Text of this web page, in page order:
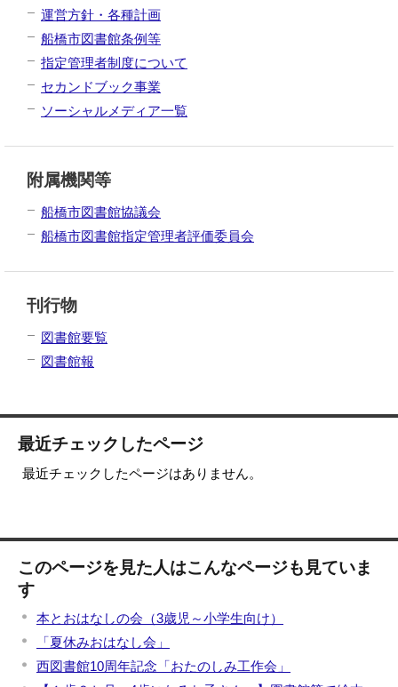
運営方針・各種計画
船橋市図書館条例等
指定管理者制度について
セカンドブック事業
ソーシャルメディア一覧
附属機関等
船橋市図書館協議会
船橋市図書館指定管理者評価委員会
刊行物
図書館要覧
図書館報
最近チェックしたページ
最近チェックしたページはありません。
このページを見た人はこんなページも見ていま
す
本とおはなしの会（3歳児～小学生向け）
「夏休みおはなし会」
西図書館10周年記念「おたのしみ工作会」